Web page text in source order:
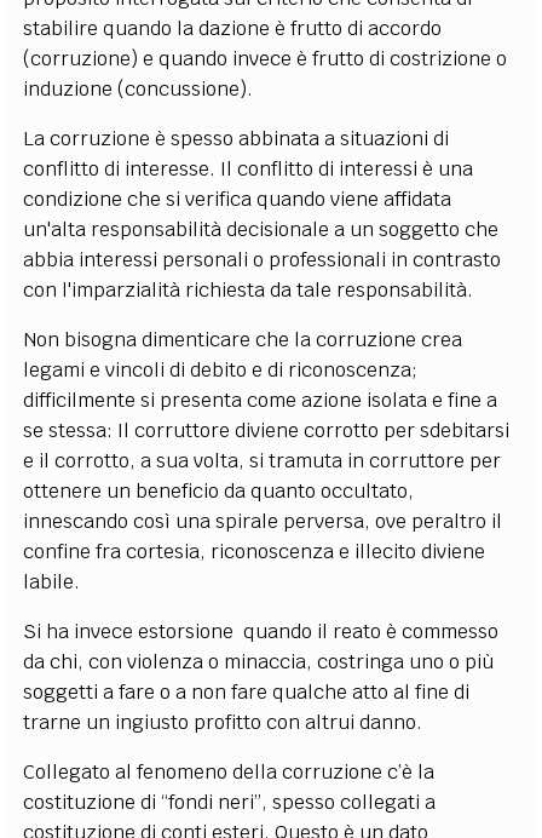
stabilire quando la dazione è frutto di accordo
(corruzione) e quando invece è frutto di costrizione o
induzione (concussione).
La corruzione è spesso abbinata a situazioni di
conflitto di interesse. Il conflitto di interessi è una
condizione che si verifica quando viene affidata
un'alta responsabilità decisionale a un soggetto che
abbia interessi personali o professionali in contrasto
con l'imparzialità richiesta da tale responsabilità.
Non bisogna dimenticare che la corruzione crea
legami e vincoli di debito e di riconoscenza;
difficilmente si presenta come azione isolata e fine a
se stessa: Il corruttore diviene corrotto per sdebitarsi
e il corrotto, a sua volta, si tramuta in corruttore per
ottenere un beneficio da quanto occultato,
innescando così una spirale perversa, ove peraltro il
confine fra cortesia, riconoscenza e illecito diviene
labile.
Si ha invece estorsione quando il reato è commesso
da chi, con violenza o minaccia, costringa uno o più
soggetti a fare o a non fare qualche atto al fine di
trarne un ingiusto profitto con altrui danno.
Collegato al fenomeno della corruzione c’è la
costituzione di “fondi neri”, spesso collegati a
costituzione di conti esteri. Questo è un dato